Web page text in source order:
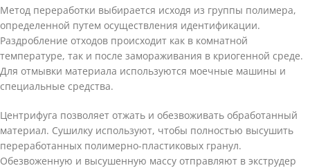
Метод переработки выбирается исходя из группы полимера,
определенной путем осуществления идентификации.
Раздробление отходов происходит как в комнатной
температуре, так и после замораживания в криогенной среде.
Для отмывки материала используются моечные машины и
специальные средства.
Центрифуга позволяет отжать и обезвоживать обработанный
материал. Сушилку используют, чтобы полностью высушить
переработанных полимерно-пластиковых гранул.
Обезвоженную и высушенную массу отправляют в экструдер